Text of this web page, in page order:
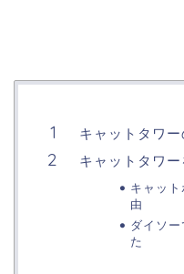
キャットタワ
キャットタワー
キャッ
由
ダイソ
た